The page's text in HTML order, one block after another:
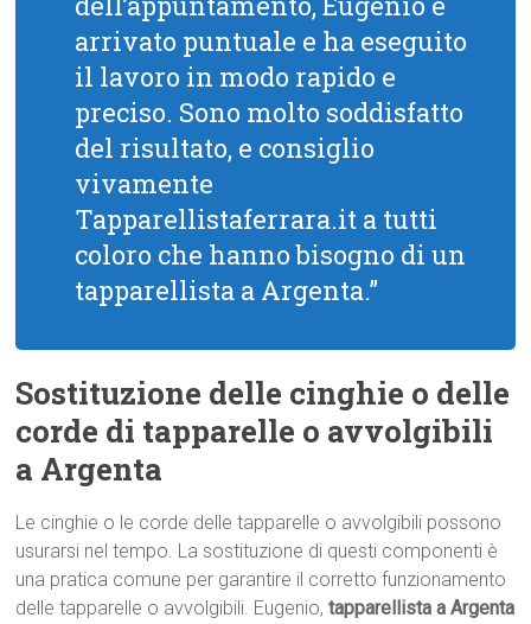
arrivato puntuale e ha eseguito
il lavoro in modo rapido e
preciso. Sono molto soddisfatto
del risultato, e consiglio
vivamente
Tapparellistaferrara.it a tutti
coloro che hanno bisogno di un
tapparellista a Argenta.”
Sostituzione delle cinghie o delle
corde di tapparelle o avvolgibili
a Argenta
Le cinghie o le corde delle tapparelle o avvolgibili possono
usurarsi nel tempo. La sostituzione di questi componenti è
una pratica comune per garantire il corretto funzionamento
delle tapparelle o avvolgibili. Eugenio,tapparellista a Argenta